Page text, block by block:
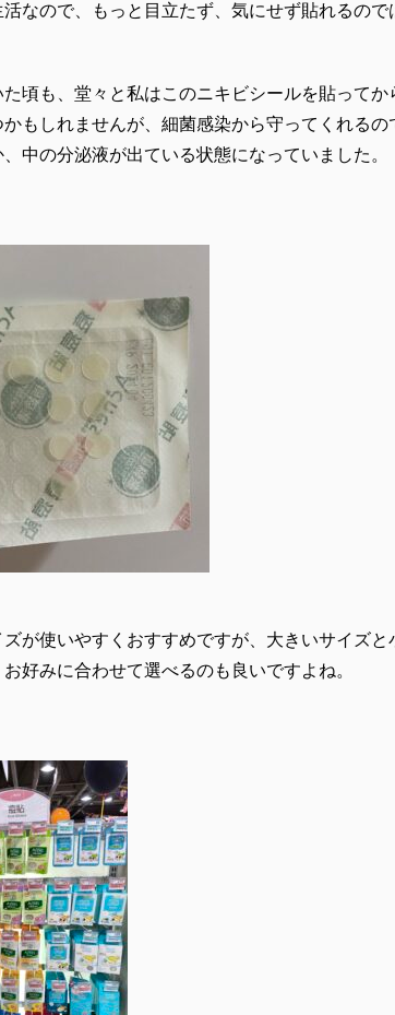
なので、もっと目立たず、気にせず貼れるので
頃も、堂々と私はこのニキビシールを貼ってか
もしれませんが、細菌感染から守ってくれる
中の分泌液が出ている状態になっていました。
が使いやすくおすすめですが、大きいサイズと
好みに合わせて選べるのも良いですよね。